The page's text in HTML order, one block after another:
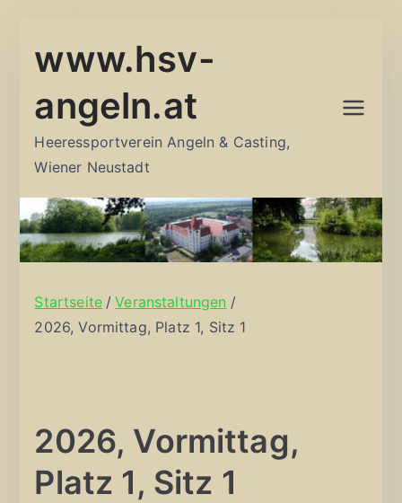
Inhalt
www.hsv-
angeln.at
Heeressportverein Angeln & Casting,
Wiener Neustadt
Startseite
Veranstaltungen
2026, Vormittag, Platz 1, Sitz 1
2026, Vormittag,
Platz 1, Sitz 1